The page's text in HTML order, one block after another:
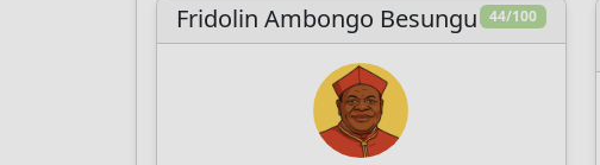
44/100
Fridolin Ambongo Besungu